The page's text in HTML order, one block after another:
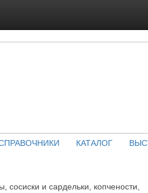
КАТАЛОГ
сосиски и сардельки, копчености,